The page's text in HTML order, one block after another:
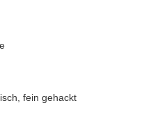
fein gehackt